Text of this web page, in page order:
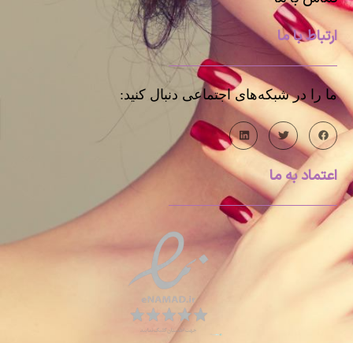
ارتباط با ما
ما را در شبکه‌های اجتماعی دنبال کنید:
اعتماد به ما